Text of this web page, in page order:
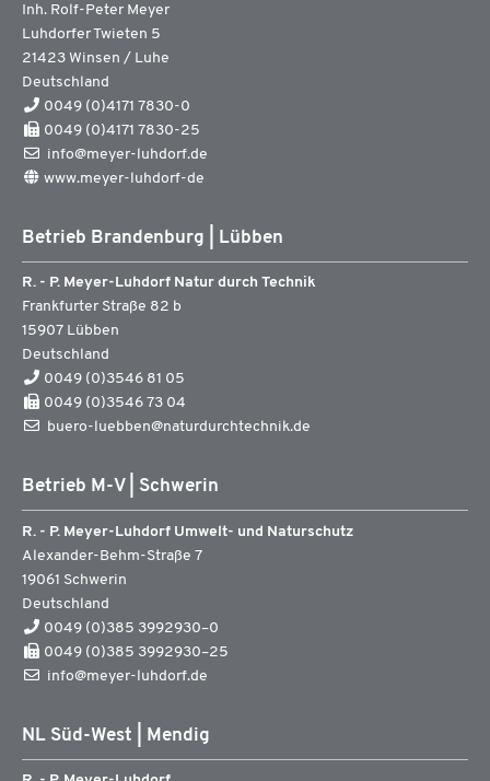
Inh. Rolf-Peter Meyer
Luhdorfer Twieten 5
21423 Winsen / Luhe
Deutschland
0049 (0)4171 7830-0
0049 (0)4171 7830-25
info@meyer-luhdorf.de
www.meyer-luhdorf-de
Betrieb Brandenburg | Lübben
R. - P. Meyer-Luhdorf Natur durch Technik
Frankfurter Straße 82 b
15907 Lübben
Deutschland
0049 (0)3546 81 05
0049 (0)3546 73 04
buero-luebben@naturdurchtechnik.de
Betrieb M-V | Schwerin
R. - P. Meyer-Luhdorf Umwelt- und Naturschutz
Alexander-Behm-Straße 7
19061 Schwerin
Deutschland
0049 (0)385 3992930–0
0049 (0)385 3992930–25
info@meyer-luhdorf.de
NL Süd-West | Mendig